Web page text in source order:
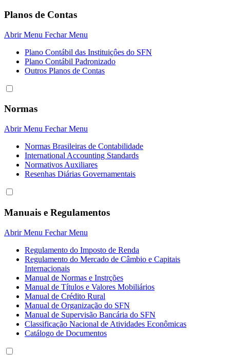
Planos de Contas
Abrir Menu Fechar Menu
Plano Contábil das Instituiçôes do SFN
Plano Contábil Padronizado
Outros Planos de Contas
Normas
Abrir Menu Fechar Menu
Normas Brasileiras de Contabilidade
International Accounting Standards
Normativos Auxiliares
Resenhas Diárias Governamentais
Manuais e Regulamentos
Abrir Menu Fechar Menu
Regulamento do Imposto de Renda
Regulamento do Mercado de Câmbio e Capitais
Internacionais
Manual de Normas e Instrções
Manual de Títulos e Valores Mobiliários
Manual de Crédito Rural
Manual de Organização do SFN
Manual de Supervisão Bancária do SFN
Classificação Nacional de Atividades Econômicas
Catálogo de Documentos